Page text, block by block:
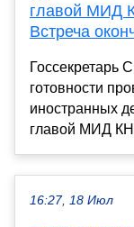
главой МИД
Встреча
Госсекретарь
готовности
иностранных
главой МИД
16:27, 18 Июл